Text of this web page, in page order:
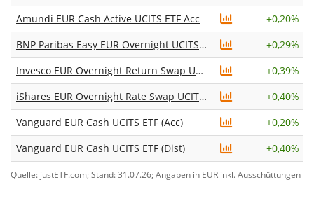
Amundi EUR Cash Active UCITS ETF Acc
+0,20%
BNP Paribas Easy EUR Overnight UCITS ETF Dist
+0,29%
Invesco EUR Overnight Return Swap UCITS ETF Acc
+0,39%
iShares EUR Overnight Rate Swap UCITS ETF (Acc)
+0,40%
Vanguard EUR Cash UCITS ETF (Acc)
+0,20%
Vanguard EUR Cash UCITS ETF (Dist)
+0,40%
Quelle: justETF.com; Stand: 31.07.26; Angaben in EUR inkl. Ausschüttungen